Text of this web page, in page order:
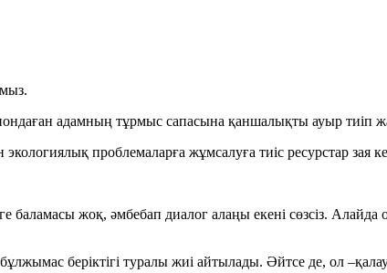
адамның тұрмыс сапасына қаншалықты ауыр тиіп
проблемаларға жұмсалуға тиіс ресурстар зая
жоқ, әмбебап диалог алаңы екені сөзсіз. Алайда
беріктігі туралы жиі айтылады. Әйтсе де, ол